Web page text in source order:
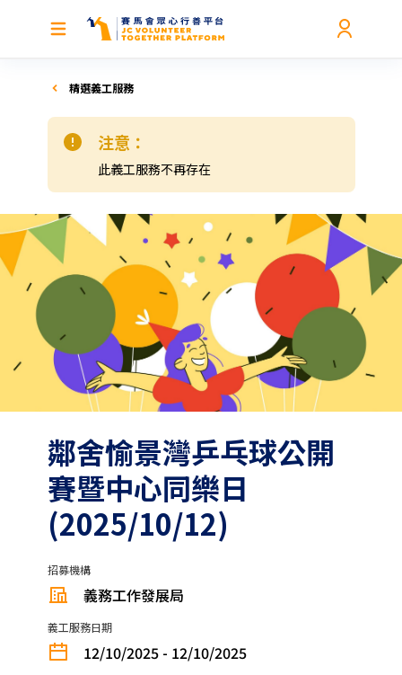
精選義工服務
注意：
此義工服務不再存在
鄰舍愉景灣乒乓球公開
賽暨中心同樂日
(2025/10/12)
招募機構
義務工作發展局
義工服務日期
12/10/2025 - 12/10/2025